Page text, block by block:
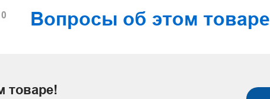
0 Вопросы об этом товаре
товаре!